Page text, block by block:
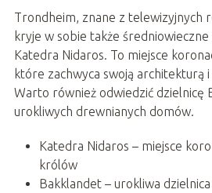
Trondheim, znane z telewizyjnych
kryje w sobie także
Katedra Nidaros. To miejsce
które zachwyca swoją architekturą
Warto również odwiedzić dzielnicę
urokliwych drewnianych domów.
Katedra Nidaros – miejsce
królów
Bakklandet – urokliwa